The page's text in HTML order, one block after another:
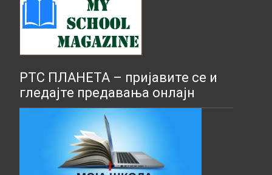
РТС ПЛАНЕТА – пријавите се и
гледајте предавања онлајн